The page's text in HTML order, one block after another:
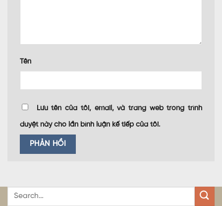
Tên
Lưu tên của tôi, email, và trang web trong trình
duyệt này cho lần bình luận kế tiếp của tôi.